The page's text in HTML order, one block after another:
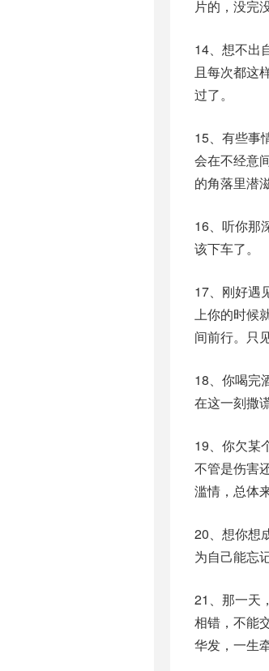
片的，没完
14、想不出
且每次都这
过了。
15、有些事
会在不经意
的角落里潜
16、听你那
该下车了。
17、刚好遇
上你的时候
间前行。只
18、你喝完
在这一刻撒
19、你欠某
不管是伤害
滥情，总体
20、想你想
为自己能忘
21、那一天
相错，不能
华发，一生